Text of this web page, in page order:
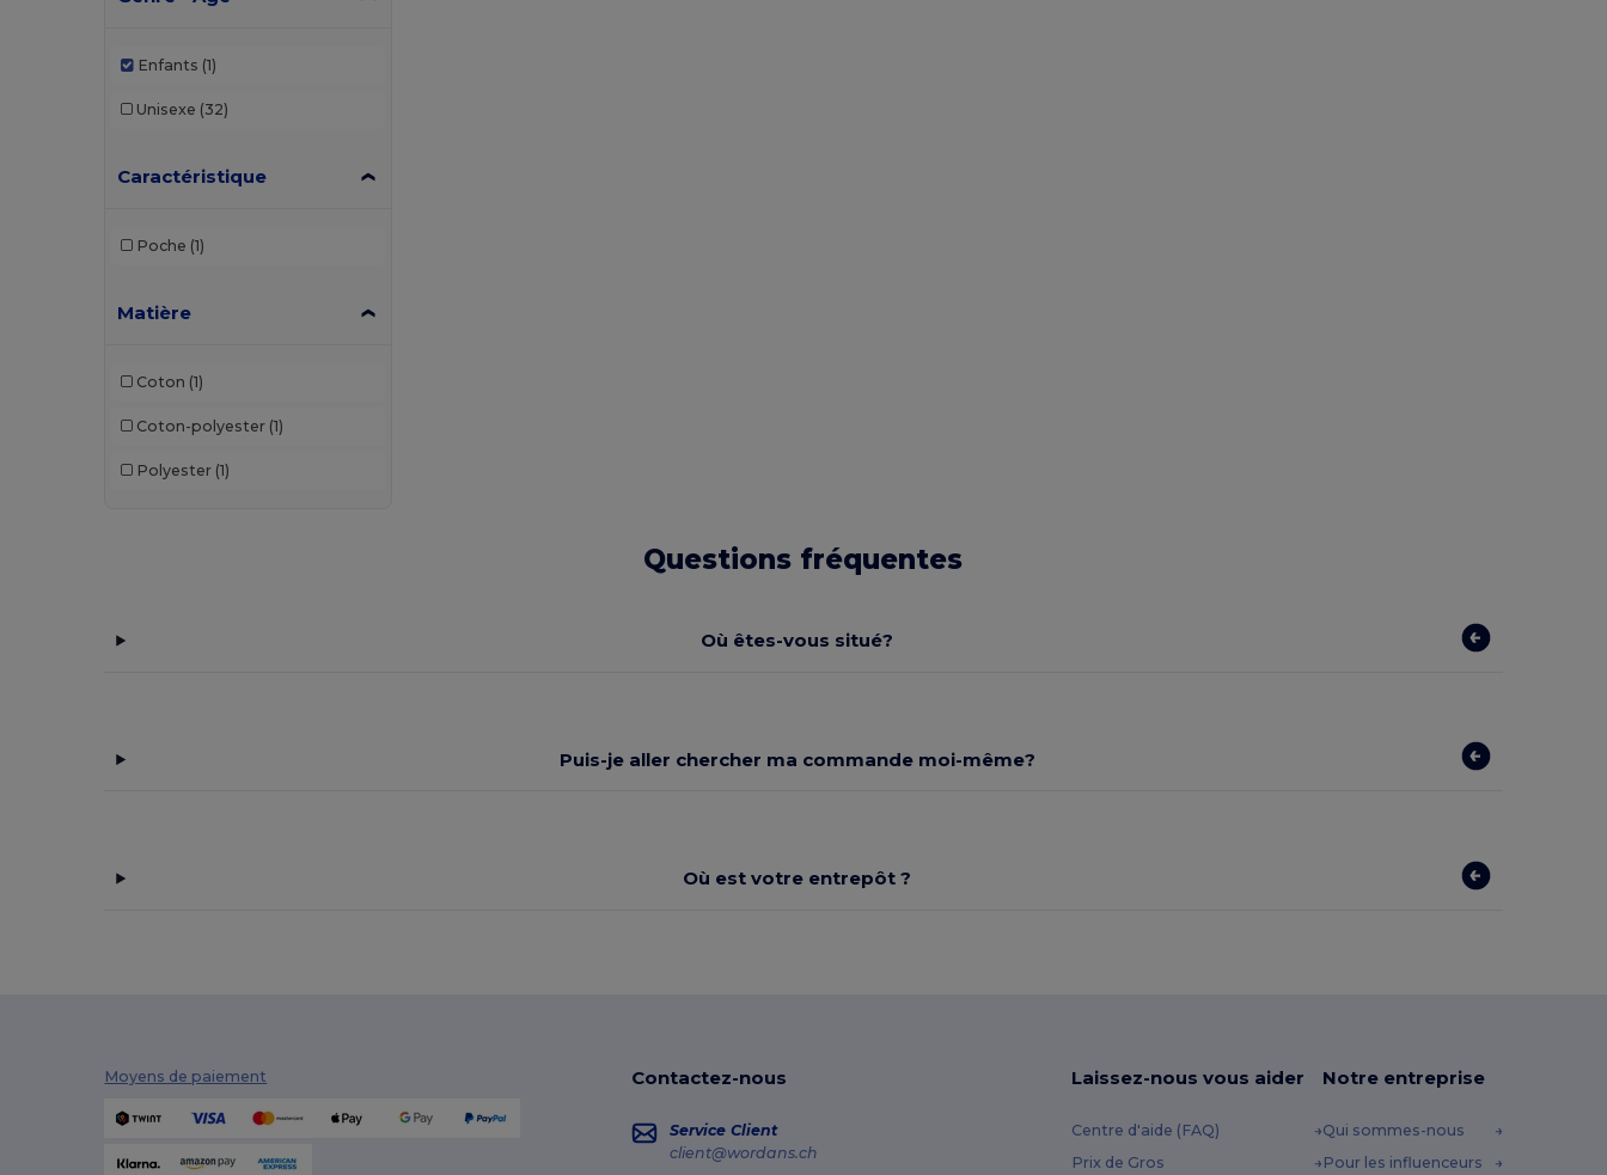
Enfants (1)
Unisexe (32)
Caractéristique
Poche (1)
Matière
Coton (1)
Coton-polyester (1)
Polyester (1)
Questions fréquentes
Où êtes-vous situé?
Puis-je aller chercher ma commande moi-même?
Où est votre entrepôt ?
Moyens de paiement Contactez-nous
Service Client
client@wordans.ch
Laissez-nous vous aider
Centre d'aide (FAQ)
Prix de Gros
Notre entreprise
Qui sommes-nous
Pour les influenceurs